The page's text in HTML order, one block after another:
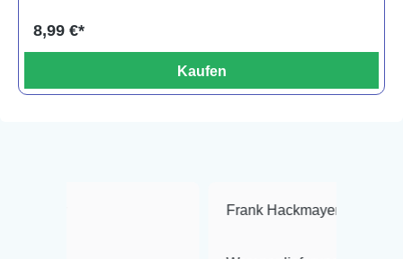
8,99 €*
Kaufen
Frank Hackmayer ★★★★